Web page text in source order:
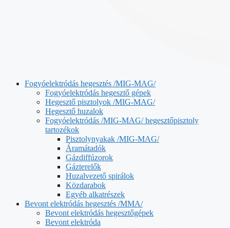
Fogyóelektródás hegesztés /MIG-MAG/
Fogyóelektródás hegesztő gépek
Hegesztő pisztolyok /MIG-MAG/
Hegesztő huzalok
Fogyóelektródás /MIG-MAG/ hegesztőpisztoly
tartozékok
Pisztolynyakak /MIG-MAG/
Áramátadók
Gázdiffúzorok
Gázterelők
Huzalvezető spirálok
Közdarabok
Egyéb alkatrészek
Bevont elektródás hegesztés /MMA/
Bevont elektródás hegesztőgépek
Bevont elektróda